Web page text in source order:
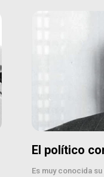
El político
Es muy conocida